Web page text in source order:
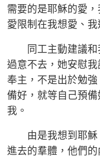
需要的是耶穌的愛
愛限制在我想愛、
同工主動建議和
過意不去，她安慰
奉主，不是出於勉
備好，就等自己預
我。
由是我想到耶穌
進去的羣體，他們